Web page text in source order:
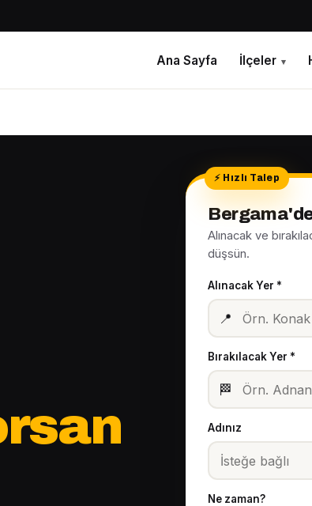
Ana Sayfa İlçeler ▾
Alınacak ve
düşsün.
Alınacak Yer *
📍
Bırakılacak Yer *
🏁
Adınız
Ne zaman?